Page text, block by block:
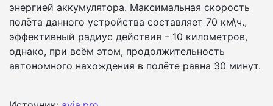
энергией аккумулятора. Максимальная скорость
полёта данного устройства составляет 70 км\ч.,
эффективный радиус действия – 10 километров,
однако, при всём этом, продолжительность
автономного нахождения в полёте равна 30 минут.